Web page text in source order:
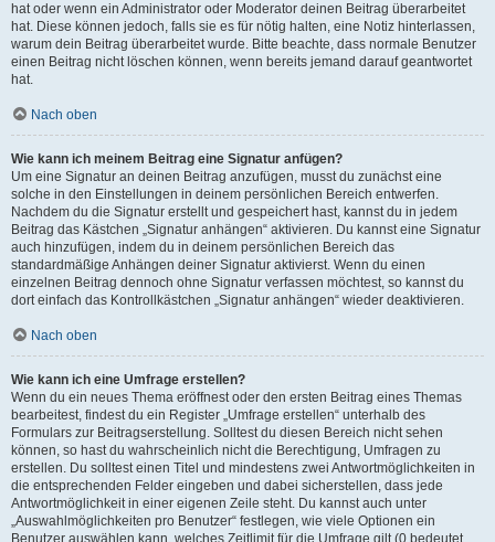
hat oder wenn ein Administrator oder Moderator deinen Beitrag überarbeitet
hat. Diese können jedoch, falls sie es für nötig halten, eine Notiz hinterlassen,
warum dein Beitrag überarbeitet wurde. Bitte beachte, dass normale Benutzer
einen Beitrag nicht löschen können, wenn bereits jemand darauf geantwortet
hat.
Nach oben
Wie kann ich meinem Beitrag eine Signatur anfügen?
Um eine Signatur an deinen Beitrag anzufügen, musst du zunächst eine
solche in den Einstellungen in deinem persönlichen Bereich entwerfen.
Nachdem du die Signatur erstellt und gespeichert hast, kannst du in jedem
Beitrag das Kästchen „Signatur anhängen“ aktivieren. Du kannst eine Signatur
auch hinzufügen, indem du in deinem persönlichen Bereich das
standardmäßige Anhängen deiner Signatur aktivierst. Wenn du einen
einzelnen Beitrag dennoch ohne Signatur verfassen möchtest, so kannst du
dort einfach das Kontrollkästchen „Signatur anhängen“ wieder deaktivieren.
Nach oben
Wie kann ich eine Umfrage erstellen?
Wenn du ein neues Thema eröffnest oder den ersten Beitrag eines Themas
bearbeitest, findest du ein Register „Umfrage erstellen“ unterhalb des
Formulars zur Beitragserstellung. Solltest du diesen Bereich nicht sehen
können, so hast du wahrscheinlich nicht die Berechtigung, Umfragen zu
erstellen. Du solltest einen Titel und mindestens zwei Antwortmöglichkeiten in
die entsprechenden Felder eingeben und dabei sicherstellen, dass jede
Antwortmöglichkeit in einer eigenen Zeile steht. Du kannst auch unter
„Auswahlmöglichkeiten pro Benutzer“ festlegen, wie viele Optionen ein
Benutzer auswählen kann, welches Zeitlimit für die Umfrage gilt (0 bedeutet